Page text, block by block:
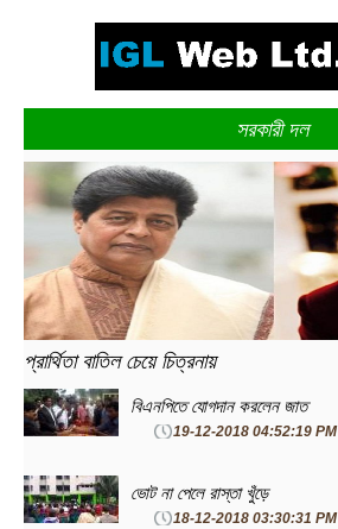
সরকারী দল
প্রার্থিতা বাতিল চেয়ে চিত্রনায়
বিএনপিতে যোগদান করলেন জাত
19-12-2018 04:52:19 PM
ভোট না পেলে রাস্তা খুঁড়ে
18-12-2018 03:30:31 PM